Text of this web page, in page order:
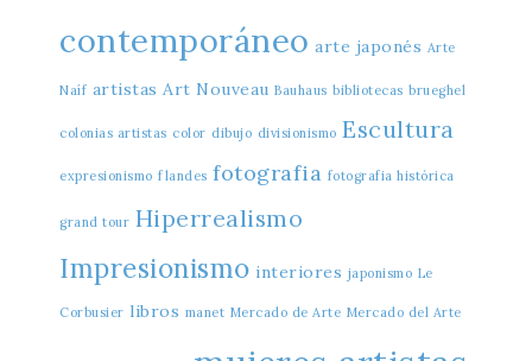
contemporáneo arte japonés Arte
Naíf artistas Art Nouveau Bauhaus bibliotecas brueghel
colonias artistas color dibujo divisionismo Escultura
expresionismo flandes fotografia fotografia histórica
grand tour Hiperrealismo
Impresionismo interiores japonismo Le
Corbusier libros manet Mercado de Arte Mercado del Arte